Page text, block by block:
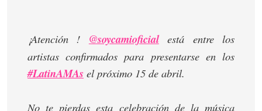
¡Atención ! @soycamioficialestá entre los
artistas confirmados para presentarse en los
#LatinAMAs el próximo 15 de abril.
No te pierdas esta celebración de la música